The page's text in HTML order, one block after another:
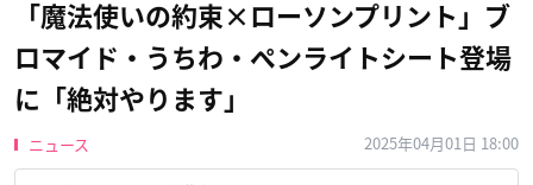
「魔法使いの約束×ローソンプリント」ブ
ロマイド・うちわ・ペンライトシート登場
に「絶対やります」
ニュース 2025年04月01日 18:00